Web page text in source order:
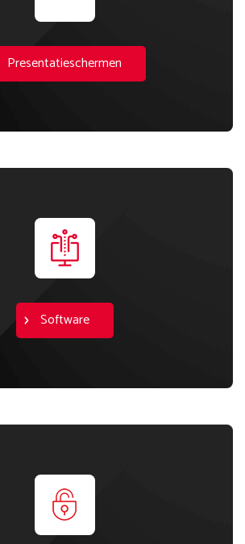
Presentatieschermen
Software